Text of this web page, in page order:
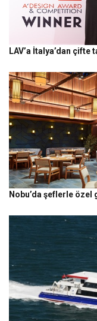
LAV’a İtalya’dan çifte
Nobu’da şeflerle